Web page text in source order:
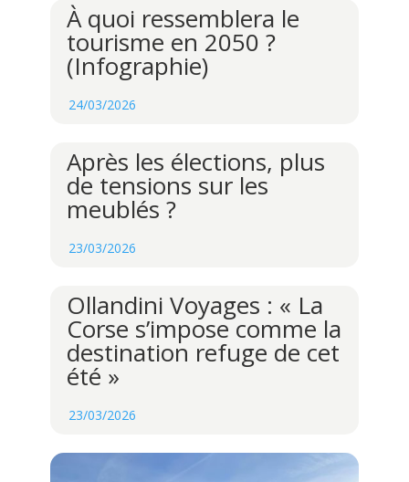
À quoi ressemblera le
tourisme en 2050 ?
(Infographie)
24/03/2026
Après les élections, plus
de tensions sur les
meublés ?
23/03/2026
Ollandini Voyages : « La
Corse s’impose comme la
destination refuge de cet
été »
23/03/2026